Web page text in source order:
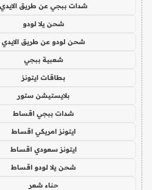
شدات ببجي عن طريق الايدي
شحن يلا لودو
شحن لودو عن طريق الايدي
شعبية ببجي
بطاقات ايتونز
بلايستيشن ستور
شدات ببجي اقساط
ايتونز امريكي اقساط
ايتونز سعودي اقساط
شحن يلا لودو اقساط
حناء شعر